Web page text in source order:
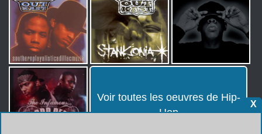
Voir toutes les oeuvres de Hip-
Hop
X